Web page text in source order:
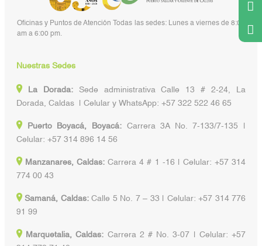
Oficinas y Puntos de Atención Todas las sedes: Lunes a viernes de 8:00
am a 6:00 pm.
Nuestras Sedes
La Dorada:Sede administrativa Calle 13 # 2-24, La
Dorada, Caldas | Celular y WhatsApp: +57 322 522 46 65
Puerto Boyacá, Boyacá:Carrera 3A No. 7-133/7-135 |
Celular: +57 314 896 14 56
Manzanares, Caldas: Carrera 4 # 1 -16 | Celular: +57 314
774 00 43
Samaná, Caldas:Calle 5 No. 7 – 33 | Celular: +57 314 776
91 99
Marquetalia, Caldas: Carrera 2 # No. 3-07 | Celular: +57